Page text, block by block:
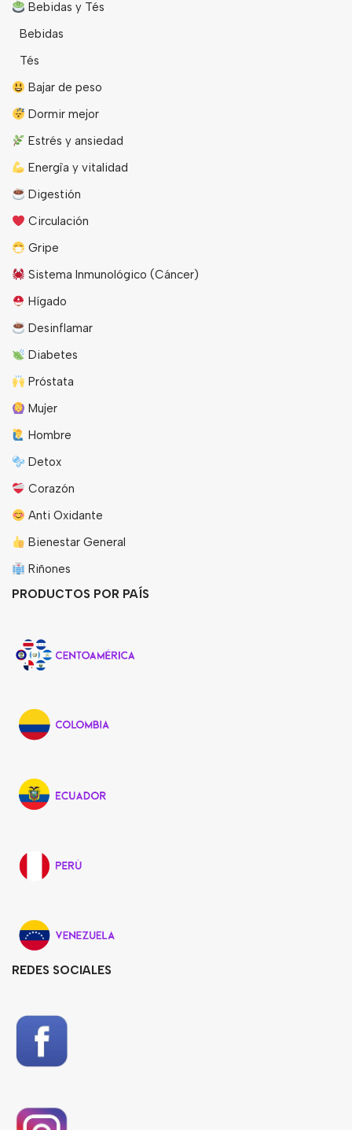
Bebidas y Tés
Bebidas
Tés
Bajar de peso
Dormir mejor
Estrés y ansiedad
Energîa y vitalidad
Digestión
Circulación
Gripe
Sistema Inmunológico (Cáncer)
Hígado
Desinflamar
Diabetes
Próstata
Mujer
Hombre
Detox
Corazón
Anti Oxidante
Bienestar General
Riñones
PRODUCTOS POR PAÍS
REDES SOCIALES